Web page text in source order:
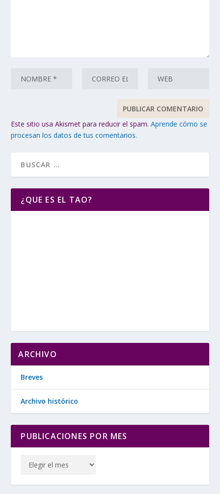
Este sitio usa Akismet para reducir el spam.Aprende cómo se
procesan los datos de tus comentarios.
¿QUE ES EL TAO?
ARCHIVO
Breves
Archivo histórico
PUBLICACIONES POR MES